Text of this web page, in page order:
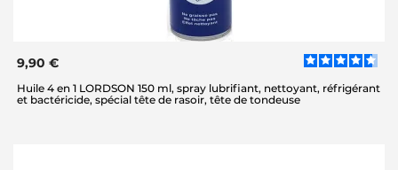
9,90 €
Huile 4 en 1 LORDSON 150 ml, spray lubrifiant, nettoyant, réfrigérant
et bactéricide, spécial tête de rasoir, tête de tondeuse